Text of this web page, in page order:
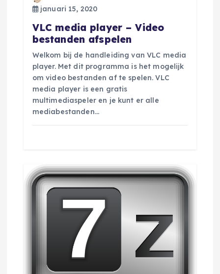
januari 15, 2020
VLC media player – Video
bestanden afspelen
Welkom bij de handleiding van VLC media
player. Met dit programma is het mogelijk
om video bestanden af te spelen. VLC
media player is een gratis
multimediaspeler en je kunt er alle
mediabestanden…